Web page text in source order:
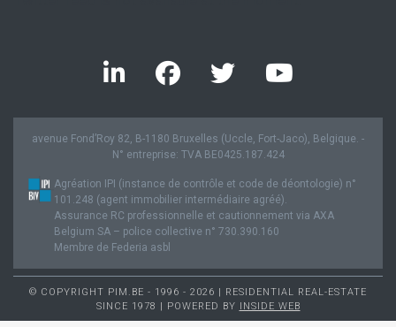
avenue Fond’Roy 82, B-1180 Bruxelles (Uccle, Fort-Jaco), Belgique. -
N° entreprise: TVA BE0425.187.424
Agréation IPI (instance de contrôle et code de déontologie) n°
101.248 (agent immobilier intermédiaire agréé).
Assurance RC professionnelle et cautionnement via AXA
Belgium SA – police collective n° 730.390.160
Membre de Federia asbl
© COPYRIGHT PIM.BE - 1996 - 2026 | RESIDENTIAL REAL-ESTATE
SINCE 1978 | POWERED BY
INSIDE WEB